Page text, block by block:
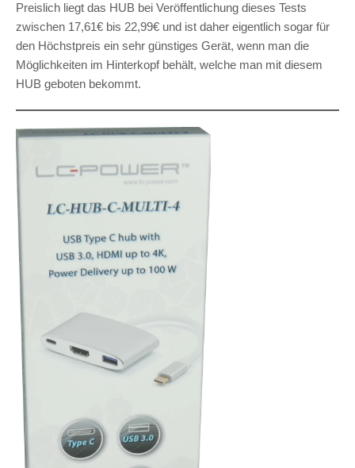
Preislich liegt das HUB bei Veröffentlichung dieses Tests
zwischen 17,61€ bis 22,99€ und ist daher eigentlich sogar für
den Höchstpreis ein sehr günstiges Gerät, wenn man die
Möglichkeiten im Hinterkopf behält, welche man mit diesem
HUB geboten bekommt.